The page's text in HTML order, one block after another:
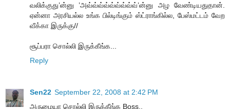
வலிக்குது’ன்னு ’அவ்வ்வ்வ்வ்வ்வ்வ்வ்’ன்னு அழ வேண்டியதுதான்.
ஏன்னா அரசியல்ல உங்க பில்டிங்கும் ஸ்ட்ராங்கில்ல, பேஸ்மட்டம் வேற
வீக்கா இருக்கு//
சூப்பரா சொல்லி இருக்கீங்க...
Reply
Sen22 September 22, 2008 at 2:42 PM
அருமையா சொல்லி இருக்கீங்க Boss..